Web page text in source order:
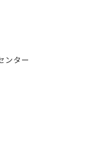
ンター